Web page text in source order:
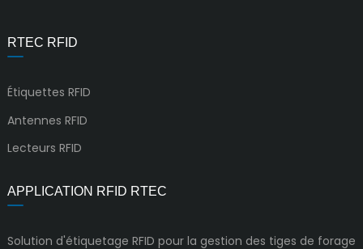
RTEC RFID
Étiquettes RFID
Antennes RFID
Lecteurs RFID
APPLICATION RFID RTEC
Solution d'étiquetage RFID pour la gestion des tiges de forage